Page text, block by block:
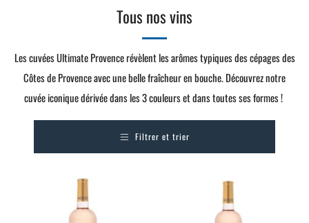
Tous nos vins
Les cuvées Ultimate Provence révèlent les arômes typiques des cépages des
Côtes de Provenceavec une belle fraîcheur en bouche. Découvrez notre
cuvée iconique dérivée dans les 3 couleurs et dans toutes ses formes !
Filtrer et trier